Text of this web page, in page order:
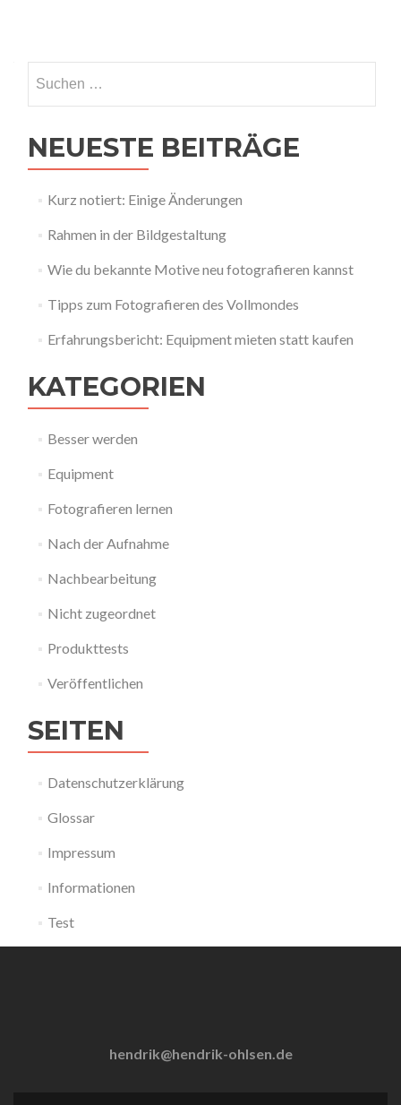
nach:
NEUESTE BEITRÄGE
Kurz notiert: Einige Änderungen
Rahmen in der Bildgestaltung
Wie du bekannte Motive neu fotografieren kannst
Tipps zum Fotografieren des Vollmondes
Erfahrungsbericht: Equipment mieten statt kaufen
KATEGORIEN
Besser werden
Equipment
Fotografieren lernen
Nach der Aufnahme
Nachbearbeitung
Nicht zugeordnet
Produkttests
Veröffentlichen
SEITEN
Datenschutzerklärung
Glossar
Impressum
Informationen
Test
hendrik@hendrik-ohlsen.de